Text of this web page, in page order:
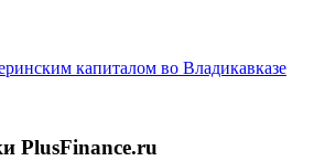
PlusFinance.ru